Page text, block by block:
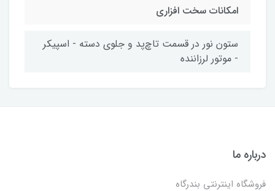
امکانات سخت افزاری
ستون نور در قسمت تاچ‌پد و جلوی دسته - اسپیکر
- موتور لرزاننده
درباره ما
فروشگاه اینترنتی بندرگاه